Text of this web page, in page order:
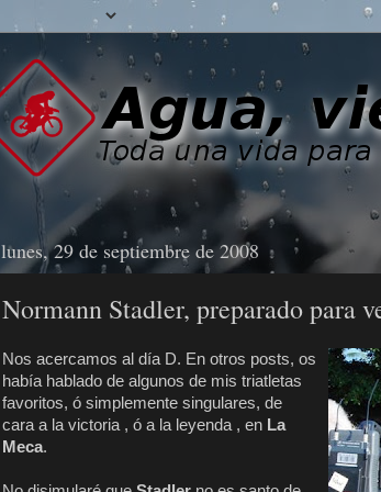
lunes, 29 de septiembre de 2008
Normann Stadler, preparado para
Nos acercamos al día D. En otros posts, os
había hablado de algunos de mis triatletas
favoritos, ó simplemente singulares, de
cara a la victoria , ó a la leyenda , en La
Meca.